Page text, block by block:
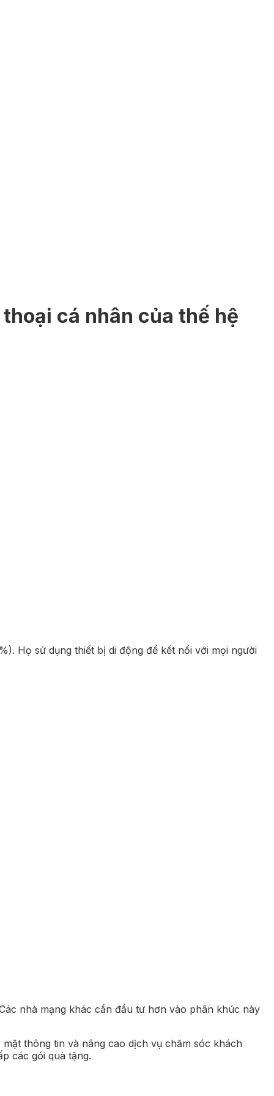
cá nhân của thế hệ
Họ sử dụng thiết bị di động để kết nối với mọi người
nhà mạng khác cần đầu tư hơn vào phân khúc này
thông tin và nâng cao dịch vụ chăm sóc khách
các gói quà tặng.